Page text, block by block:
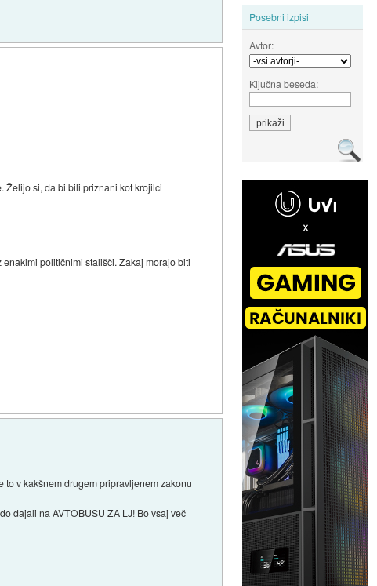
Posebni izpisi
Avtor:
Ključna beseda:
Želijo si, da bi bili priznani kot krojilci
političnimi stališči. Zakaj morajo biti
v kakšnem drugem pripravljenem zakonu
dajali na AVTOBUSU ZA LJ! Bo vsaj več